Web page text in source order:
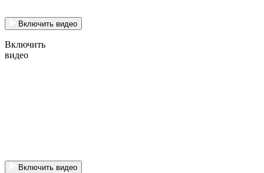
Включить видео
Включить
видео
Включить видео